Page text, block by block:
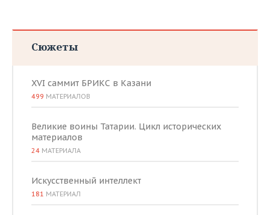
Сюжеты
XVI саммит БРИКС в Казани
499 МАТЕРИАЛОВ
Великие воины Татарии. Цикл исторических
материалов
24 МАТЕРИАЛА
Искусственный интеллект
181 МАТЕРИАЛ